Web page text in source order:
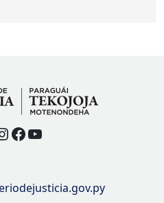
Facebook
YouTube